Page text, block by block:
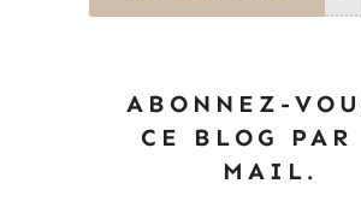
ABONNEZ-
CE BLOG PAR
MAIL.